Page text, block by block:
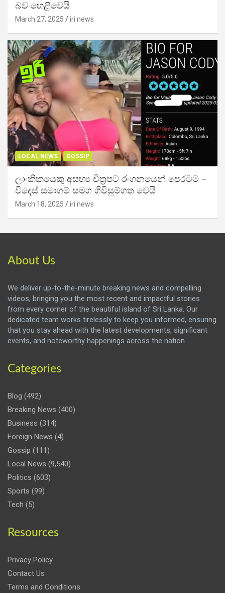
බව හෙළිවෙයි
March 27, 2025 iri news
LOCAL NEWS GOSSIP
ලාංකිකයෙකු අසභ්‍ය චිත්‍රපට රංගනයෙන් පෙරටම –
විදෙස් සමාගම් සමග ගිවිසුම්ගත වෙයි
March 18, 2025 iri news
About Us
We deliver up-to-the-minute breaking news and compelling
videos, bringing you the most recent and impactful stories
from every corner of the beautiful island of Sri Lanka. Our
dedicated team works tirelessly to keep you informed, ensuring
that you stay ahead with the latest developments, significant
events, and noteworthy happenings across the nation.
Categories
Blog (492)
Breaking News (400)
Business (314)
Foreign News (4)
Gossip (111)
Local News (9,540)
Politics (603)
Sports (99)
Tech (5)
Resources
Privacy Policy
Contact Us
Terms and Conditions